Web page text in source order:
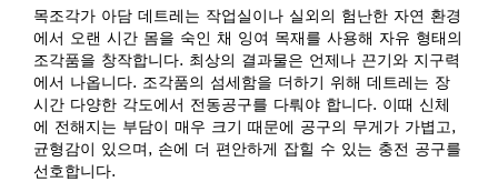
목조각가 아담 데트레는 작업실이나 실외의 험난한 자연 환경
에서 오랜 시간 몸을 숙인 채 잉여 목재를 사용해 자유 형태의
조각품을 창작합니다. 최상의 결과물은 언제나 끈기와 지구력
에서 나옵니다. 조각품의 섬세함을 더하기 위해 데트레는 장
시간 다양한 각도에서 전동공구를 다뤄야 합니다. 이때 신체
에 전해지는 부담이 매우 크기 때문에 공구의 무게가 가볍고,
균형감이 있으며, 손에 더 편안하게 잡힐 수 있는 충전 공구를
선호합니다.